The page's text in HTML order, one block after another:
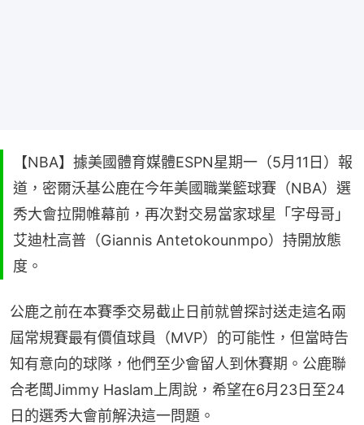
【NBA】據美國體育媒體ESPN星期一（5月11日）報
道，密爾沃基公鹿在今年美國職業籃球賽（NBA）選
秀大會拉開帷幕前，再次對交易當家球星「字母哥」
艾迪杜高普（Giannis Antetokounmpo）持開放態
度。
公鹿之前在本賽季交易截止日前就曾探討送走這名兩
屆常規賽最有價值球員（MVP）的可能性，但當時告
知有意向的球隊，他們至少會留人到休賽期。公鹿聯
合老闆Jimmy Haslam上周說，希望在6月23日至24
日的選秀大會前解決這一問題。